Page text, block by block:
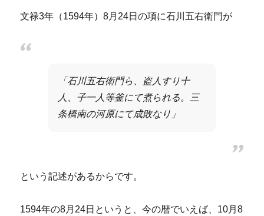
文禄3年（1594年）8月24日の項に石川五右衛門が
「石川五右衛門ら、盗人すり十
人、子一人等釜にて煮られる。三
条橋南の河原にて成敗なり」
という記述があるからです。
1594年の8月24日というと、今の暦でいえば、10月8